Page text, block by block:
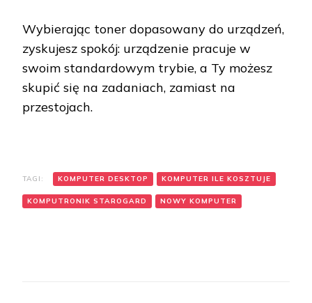
Wybierając toner dopasowany do urządzeń,
zyskujesz spokój: urządzenie pracuje w
swoim standardowym trybie, a Ty możesz
skupić się na zadaniach, zamiast na
przestojach.
TAGI: KOMPUTER DESKTOP KOMPUTER ILE KOSZTUJE
KOMPUTRONIK STAROGARD NOWY KOMPUTER